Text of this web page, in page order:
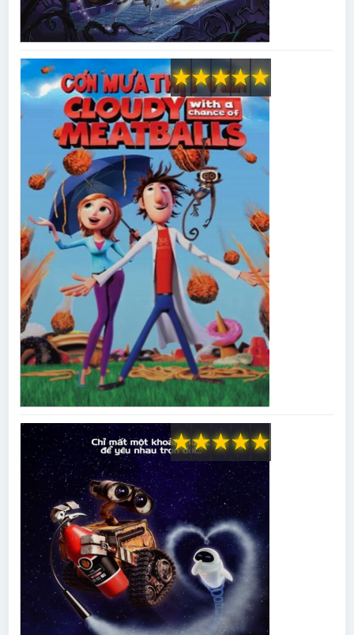
★
★
★
★
★
★
★
★
★
★